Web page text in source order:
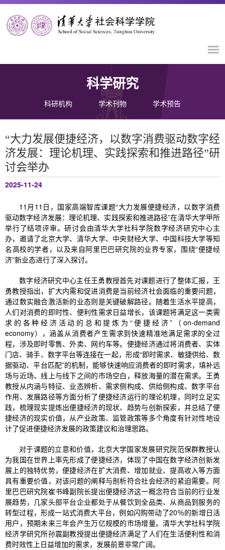
科学研究
科研机构 学术刊物 学术预告
“大力发展便捷经济，以数字消费驱动数字经
济发展：理论机理、实践探索和推进路径”研
讨会举办
2025-11-24
11月11日，国家高端智库课题“大力发展便捷经济，以数字消费
驱动数字经济发展：理论机理、实践探索和推进路径”在清华大学甲所
举行了结项评审。研讨会由清华大学社科学院数字经济研究中心主
办，邀请了北京大学、清华大学、中央财经大学、中国科技大学等知
名高校的学者，以及来自阿里巴巴研究院的业界专家，围绕“便捷经
济”新业态进行了深入探讨。
数字经济研究中心主任王勇教授首先对课题进行了整体汇报，王
勇教授指出，扩大内需和促进消费是当前经济社会面临的重要问题，
通过数实融合激活新的业态则是关键破解路径。随着生活水平提高，
人们对消费的即时性、便利性需求日益增长，该课题将满足这一类需
求的各种经济活动的总和提炼为“便捷经济”（on-demand
economy），涵盖从消费者产生需求到快速精准地满足需求的全过
程，涉及即时零售、外卖、网约车等。便捷经济通过将消费者、实体
门店、骑手、数字平台等连接在一起，形成“即时需求、敏捷供给、数
据驱动、平台匹配”的机制，能够快速响应消费者的即时需求，填补远
场与近场、线上与线下之间的市场空白，释放海量的潜在需求。王勇
教授从内涵与特征、业态辨析、需求侧构成、供给侧构成、数字平台
作用、发展路径等方面分析了便捷经济运行的理论机理，同时立足实
践，梳理现实提炼出便捷经济的现状、趋势与创新探索，并总结了便
捷经济的现实价值，从产业政策、监管政策等多个角度有针对性地设
计了促进便捷经济发展的政策建议和治理思路。
对于课题的立意和价值，北京大学国家发展研究院范保群教授认
为我国在世界上率先形成了便捷经济，体现了中国在数字经济创新发
展上的独特优势，便捷经济在扩大消费、增加就业、提高收入等方面
具有重要价值，对该问题的阐释与剖析符合社会经济的紧迫需要。阿
里巴巴研究院崔书峰副院长提出便捷经济这一概念符合当前的行业发
展趋势，几家头部平台企业都处于从餐饮到全品类、从商品到服务的
转型过程，形成一站式消费大平台，例如闪购带动了20％的新增日活
用户，预期未来三年会产生万亿规模的市场增量。清华大学社科学院
经济学研究所孙震副教授提出便捷经济满足了人们在生活便利性和消
费时效性上日益增加的需求，发展前景非常广阔。